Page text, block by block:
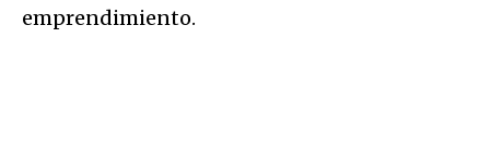
emprendimiento.